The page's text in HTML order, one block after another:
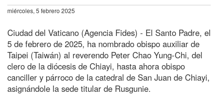
miércoles, 5 febrero 2025
Ciudad del Vaticano (Agencia Fides) - El Santo Padre, el
5 de febrero de 2025, ha nombrado obispo auxiliar de
Taipei (Taiwán) al reverendo Peter Chao Yung-Chi, del
clero de la diócesis de Chiayi, hasta ahora obispo
canciller y párroco de la catedral de San Juan de Chiayi,
asignándole la sede titular de Rusgunie.